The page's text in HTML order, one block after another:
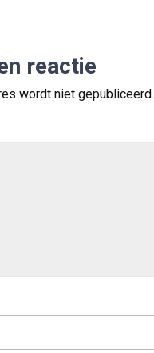
reactie
wordt niet gepubliceerd.